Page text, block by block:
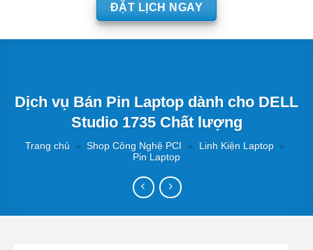
ĐẶT LỊCH NGAY
Dịch vụ Bán Pin Laptop dành cho DELL
Studio 1735 Chất lượng
Trang chủ » Shop Công Nghệ PCI » Linh Kiện Laptop »
Pin Laptop